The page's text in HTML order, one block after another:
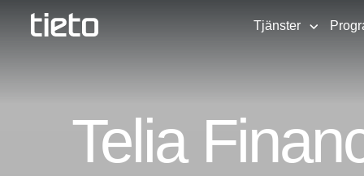
Tjänster
Telia